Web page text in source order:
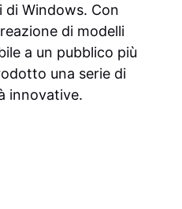
di Windows. Con
di modelli
a un pubblico più
una serie di
innovative.